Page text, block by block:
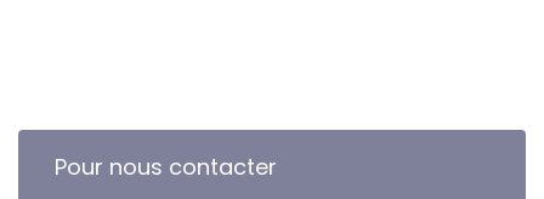
Pour nous contacter